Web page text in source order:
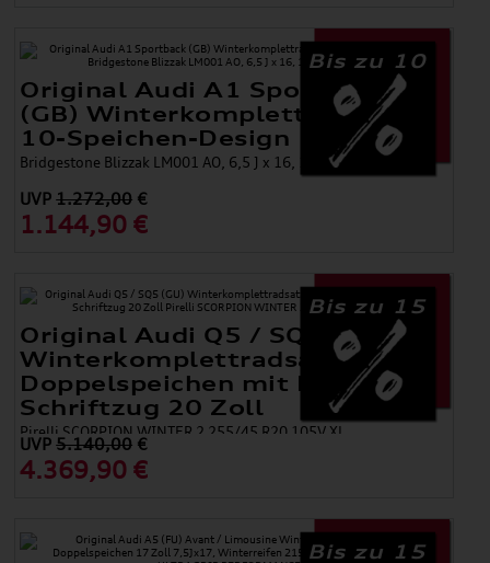
Bis zu 10
Original Audi A1 Sportback
(GB) Winterkomplettradsatz
10-Speichen-Design
Bridgestone Blizzak LM001 AO, 6,5 J x 16, 195/55 R 16 91V XL
UVP1.272,00 €
1.144,90 €
Bis zu 15
Original Audi Q5 / SQ5 (GU)
Winterkomplettradsatz 5-
Doppelspeichen mit RS-
Schriftzug 20 Zoll
Pirelli SCORPION WINTER 2 255/45 R20 105V XL
UVP5.140,00 €
4.369,90 €
Bis zu 15